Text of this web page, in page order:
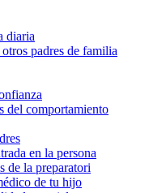
diaria
padres de familia
del comportamiento
en la persona
de la preparatori
de tu hijo